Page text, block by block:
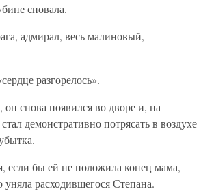
сновала.
адмирал, весь малиновый,
разгорелось».
снова появился во дворе и, на
демонстративно потрясать в воздухе
если бы ей не положила конец мама,
расходившегося Степана.